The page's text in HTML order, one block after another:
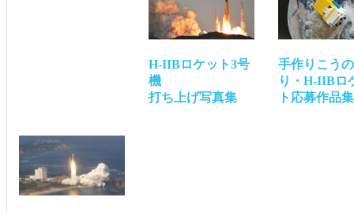
H-IIBロケット3号
機
打ち上げ写真集
手作りこう
り・H-IIBロ
ト応募作品集